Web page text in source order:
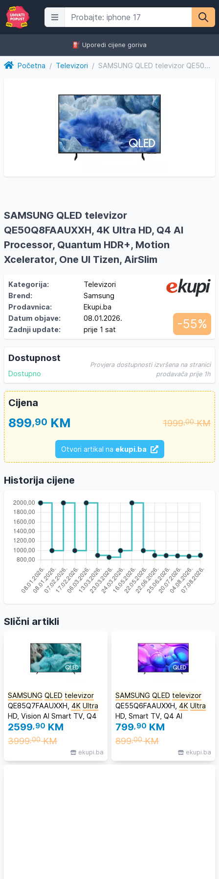
⛽️ Uporedi cijene goriva
Početna / Televizori / SAMSUNG QLED televizor QE50Q8FAAUXXH, 4K Ultra HD, Q4 AI Pro...
SAMSUNG QLED televizor
QE50Q8FAAUXXH, 4K Ultra HD, Q4 AI
Processor, Quantum HDR+, Motion
Xcelerator, One UI Tizen, AirSlim
Kategorija:
Televizori
Brend:
Samsung
Prodavnica:
Ekupi.ba
Datum objave:
08.01.2026.
Zadnji update:
prije 1 sat -55%
Dostupnost
Dostupno
Provjera dostupnosti izvršena na stranici
prodavača prije 1h
Cijena
899,90 KM 1999,00KM
Otvori artikal na ekupi.ba
Historija cijene
Slični artikli
SAMSUNG QLED televizor
QE85Q7FAAUXXH, 4K Ultra
HD, Vision AI Smart TV, Q4
AI Processor, One UI Tizen,
Crni
2599,90 KM
3999,00KM
ekupi.ba
SAMSUNG QLED televizor
QE55Q6FAAUXXH, 4K Ultra
HD, Smart TV, Q4 AI
Processor, One UI Tizen,
Crni
799,90 KM
899,00KM
ekupi.ba